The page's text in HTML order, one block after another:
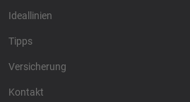
Ideallinien
Tipps
Versicherung
Kontakt